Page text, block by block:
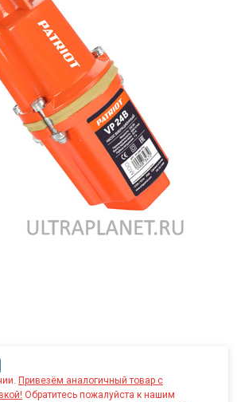
Привезём аналогичный товар с
Обратитесь пожалуйста к нашим